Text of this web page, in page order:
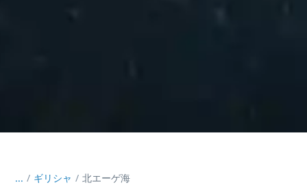
... / ギリシャ 北エーゲ海